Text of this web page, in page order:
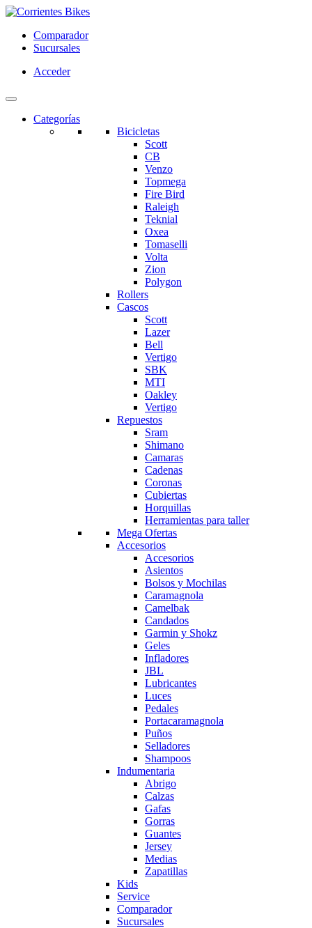
Comparador
Sucursales
Acceder
Categorías
Bicicletas
Scott
CB
Venzo
Topmega
Fire Bird
Raleigh
Teknial
Oxea
Tomaselli
Volta
Zion
Polygon
Rollers
Cascos
Scott
Lazer
Bell
Vertigo
SBK
MTI
Oakley
Vertigo
Repuestos
Sram
Shimano
Camaras
Cadenas
Coronas
Cubiertas
Horquillas
Herramientas para taller
Mega Ofertas
Accesorios
Accesorios
Asientos
Bolsos y Mochilas
Caramagnola
Camelbak
Candados
Garmin y Shokz
Geles
Infladores
JBL
Lubricantes
Luces
Pedales
Portacaramagnola
Puños
Selladores
Shampoos
Indumentaria
Abrigo
Calzas
Gafas
Gorras
Guantes
Jersey
Medias
Zapatillas
Kids
Service
Comparador
Sucursales